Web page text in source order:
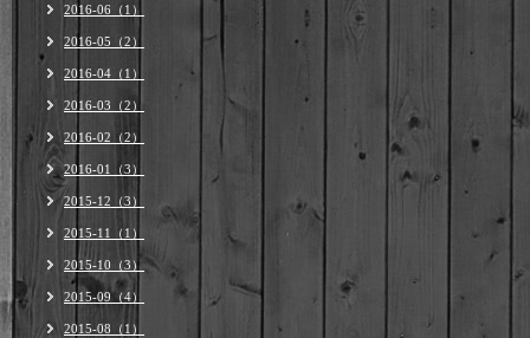
2016-06（1）
2016-05（2）
2016-04（1）
2016-03（2）
2016-02（2）
2016-01（3）
2015-12（3）
2015-11（1）
2015-10（3）
2015-09（4）
2015-08（1）